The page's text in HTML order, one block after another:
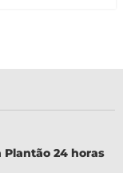
Plantão 24 horas